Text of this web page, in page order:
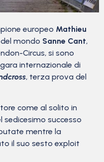
europeo Mathieu
mondo Sanne Cant,
Circus, si sono
internazionale di
, terza prova del
come al solito in
successo
mentre la
il suo sesto exploit